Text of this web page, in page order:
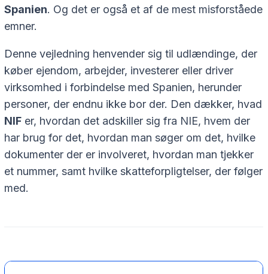
Spanien. Og det er også et af de mest misforståede
emner.
Denne vejledning henvender sig til udlændinge, der
køber ejendom, arbejder, investerer eller driver
virksomhed i forbindelse med Spanien, herunder
personer, der endnu ikke bor der. Den dækker, hvad
NIF er, hvordan det adskiller sig fra NIE, hvem der
har brug for det, hvordan man søger om det, hvilke
dokumenter der er involveret, hvordan man tjekker
et nummer, samt hvilke skatteforpligtelser, der følger
med.